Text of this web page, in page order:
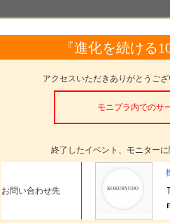
【まゆ毛のコンシーラー】サロンでカラ
『進化を続け
アクセスいただきありがとうご
モニプラ内でのサ
終了したイベント、モニター
お問い合わせ先
ー】サロンでカラーリングし
した。
おります。
まゆ毛
モニター数
参加〆切 参加受